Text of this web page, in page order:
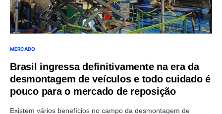
MERCADO
Brasil ingressa definitivamente na era da
desmontagem de veículos e todo cuidado é
pouco para o mercado de reposição
Existem vários benefícios no campo da desmontagem de